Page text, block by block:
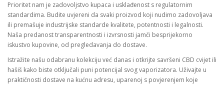
Prioritet nam je zadovoljstvo kupaca i usklađenost s regulatornim
standardima. Budite uvjereni da svaki proizvod koji nudimo zadovoljava
ili premašuje industrijske standarde kvalitete, potentnosti i legalnosti.
Naša predanost transparentnosti i izvrsnosti jamči besprijekorno
iskustvo kupovine, od pregledavanja do dostave.
Istražite našu odabranu kolekciju već danas i otkrijte savršeni CBD cvijet ili
hašiš kako biste otključali puni potencijal svog vaporizatora. Uživajte u
praktičnosti dostave na kućnu adresu, uparenoj s povjerenjem koje